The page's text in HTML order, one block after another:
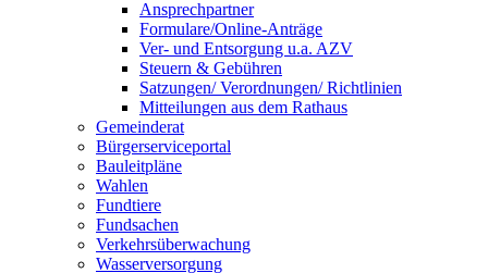
Ansprechpartner
Formulare/Online-Anträge
Ver- und Entsorgung u.a. AZV
Steuern & Gebühren
Satzungen/ Verordnungen/ Richtlinien
Mitteilungen aus dem Rathaus
Gemeinderat
Bürgerserviceportal
Bauleitpläne
Wahlen
Fundtiere
Fundsachen
Verkehrsüberwachung
Wasserversorgung